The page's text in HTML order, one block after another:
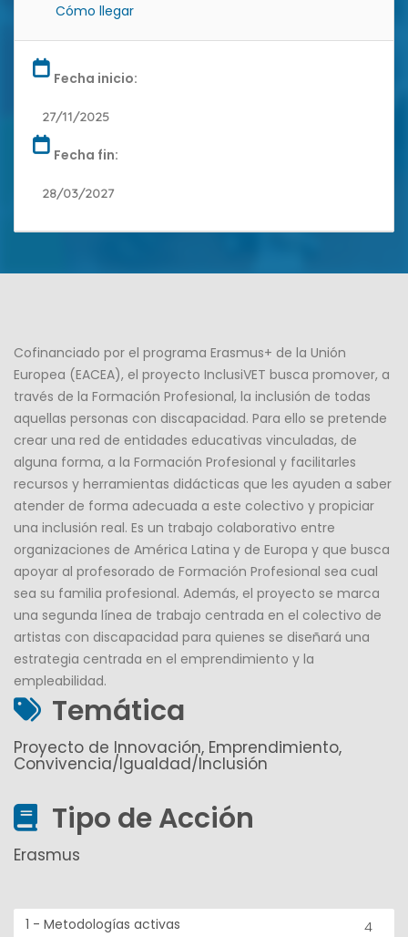
Cómo llegar
Fecha inicio:
27/11/2025
Fecha fin:
28/03/2027
Cofinanciado por el programa Erasmus+ de la Unión
Europea (EACEA), el proyecto InclusiVET busca promover, a
través de la Formación Profesional, la inclusión de todas
aquellas personas con discapacidad. Para ello se pretende
crear una red de entidades educativas vinculadas, de
alguna forma, a la Formación Profesional y facilitarles
recursos y herramientas didácticas que les ayuden a saber
atender de forma adecuada a este colectivo y propiciar
una inclusión real. Es un trabajo colaborativo entre
organizaciones de América Latina y de Europa y que busca
apoyar al profesorado de Formación Profesional sea cual
sea su familia profesional. Además, el proyecto se marca
una segunda línea de trabajo centrada en el colectivo de
artistas con discapacidad para quienes se diseñará una
estrategia centrada en el emprendimiento y la
empleabilidad.
Temática
Proyecto de Innovación, Emprendimiento,
Convivencia/Igualdad/Inclusión
Tipo de Acción
Erasmus
1 - Metodologías activas
4